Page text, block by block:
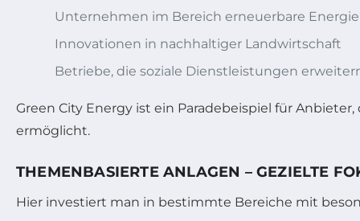
Unternehmen im Bereich erneuerbare
Innovationen in nachhaltiger Landwirtschaft
Betriebe, die soziale Dienstleistungen
Green City Energy ist ein Paradebeispiel für
ermöglicht.
THEMENBASIERTE ANLAGEN – GEZIELTE
Hier investiert man in bestimmte Bereiche mit